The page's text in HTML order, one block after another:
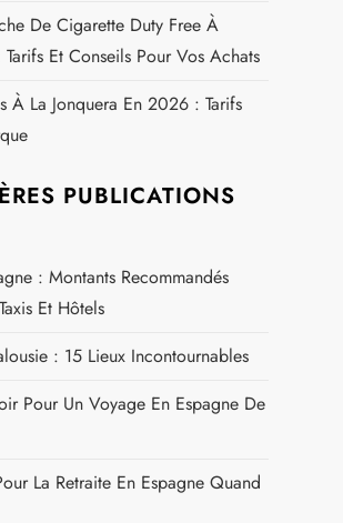
De Cigarette Duty Free À
Et Conseils Pour Vos Achats
À La Jonquera En 2026 : Tarifs
PUBLICATIONS
: Montants Recommandés
Et Hôtels
: 15 Lieux Incontournables
Pour Un Voyage En Espagne De
La Retraite En Espagne Quand